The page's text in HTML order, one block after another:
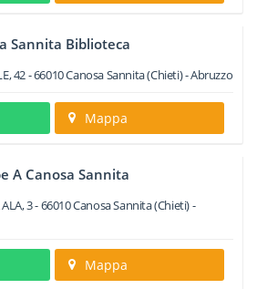
Sannita Biblioteca
42-66010Canosa Sannita(Chieti) -Abruzzo
Mappa
A Canosa Sannita
3-66010Canosa Sannita(Chieti) -
Mappa